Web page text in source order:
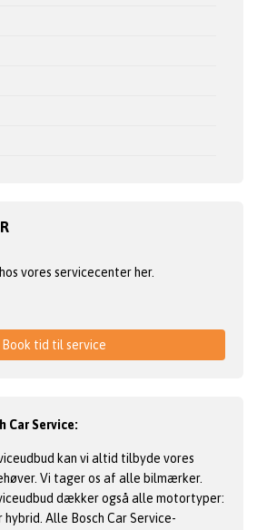
vores servicecenter her.
Book tid til service
Car Service:
kan vi altid tilbyde vores
Vi tager os af alle bilmærker.
dækker også alle motortyper:
hybrid. Alle Bosch Car Service-